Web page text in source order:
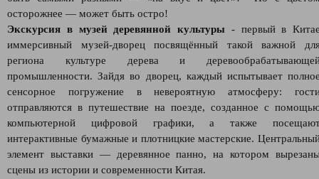
осторожнее — может быть остро!
Экскурсия в музей деревянной культуры - первый в
иммерсивный музей-дворец посвящённый такой важной
региона культуре дерева и
промышленности. Зайдя во дворец, каждый испытывает
сенсорное погружение в невероятную атмосферу:
отправляются в путешествие на поезде, созданное с
компьютерной цифровой графики, а также
интерактивные бумажные и плотницкие мастерские.
элемент выставки — деревянное панно, на котором
сцены из истории и современности Китая.